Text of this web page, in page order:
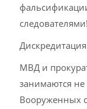
следователями!
МВД и
занимаются
Вооруженных